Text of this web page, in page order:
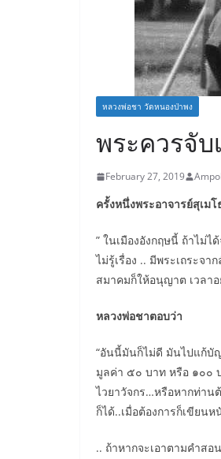
หลวงพ่อชา วัดหนองป่าพง
พระควรจับ
February 27, 2019
ครั้งหนึ่งพระอาจารย์สุเม
” ในเมืองอังกฤษนี้ ถ้าไม่
ไม่รู้เรื่อง .. มีพระเถระจ
สมาคมก็ให้อนุญาต เวลา
หลวงพ่อชาตอบว่า
“อันนี้มันก็ไม่ดี มันไปแก้บั
มูลค่า ๕๐ บาท หรือ ๑๐๐
ไวยาวัจกร…หรือหากท่าน
ก็ได้..เมื่อต้องการก็เขียน
.. ถ้าหากจะเอาตามคำสอ